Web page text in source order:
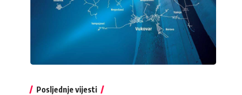
Posljednje vijesti